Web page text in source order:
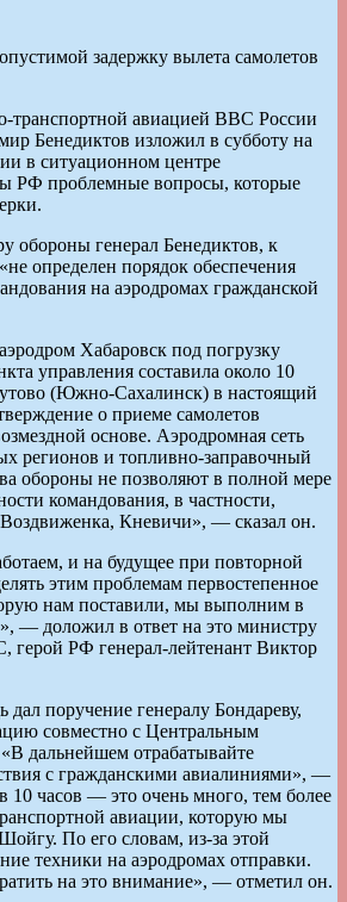
авиацией ВВС России
Бенедиктов изложил в субботу на
в ситуационном центре
РФ проблемные вопросы, которые
обороны генерал Бенедиктов, к
определен порядок обеспечения
на аэродромах гражданской
Хабаровск под погрузку
управления составила около 10
(Южно-Сахалинск) в настоящий
о приеме самолетов
основе. Аэродромная сеть
регионов и топливно-заправочный
обороны не позволяют в полной мере
командования, в частности,
Кневичи», — сказал он.
и на будущее при повторной
этим проблемам первостепенное
нам поставили, мы выполним в
— доложил в ответ на это министру
герой РФ генерал-лейтенант Виктор
поручение генералу Бондареву,
совместно с Центральным
дальнейшем отрабатывайте
с гражданскими авиалиниями», —
10 часов — это очень много, тем более
авиации, которую мы
По его словам, из-за этой
техники на аэродромах отправки.
на это внимание», — отметил он.